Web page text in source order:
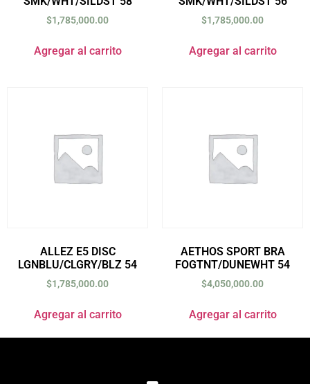
$1,785,000.00
Agregar al carrito
$1,785,000.00
Agregar al carrito
ALLEZ E5 DISC
LGNBLU/CLGRY/BLZ 54
$1,785,000.00
Agregar al carrito
AETHOS SPORT BRA
FOGTNT/DUNEWHT 54
$4,050,000.00
Agregar al carrito